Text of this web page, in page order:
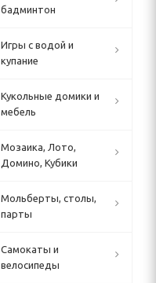
бадминтон
Игры с водой и
купание
Кукольные домики и
мебель
Мозаика, Лото,
Домино, Кубики
Мольберты, столы,
парты
Cамокаты и
велосипеды